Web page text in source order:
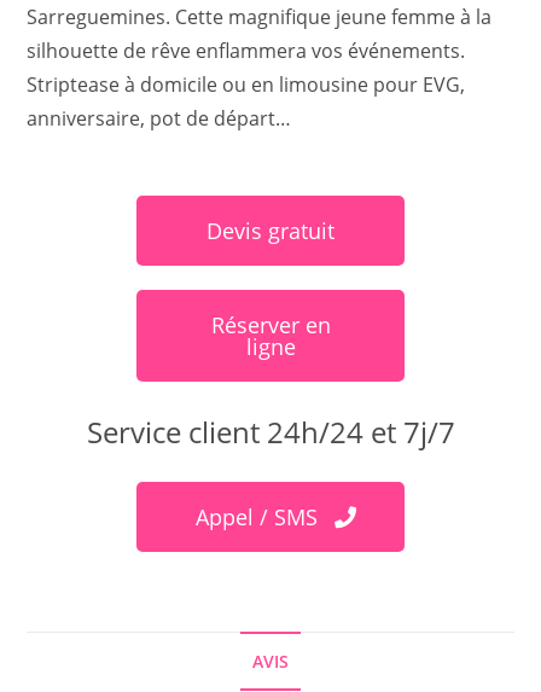
Sarreguemines. Cette magnifique jeune femme à la
silhouette de rêve enflammera vos événements.
Striptease à domicile ou en limousine pour EVG,
anniversaire, pot de départ…
Devis gratuit
Réserver en
ligne
Service client 24h/24 et 7j/7
Appel / SMS
AVIS